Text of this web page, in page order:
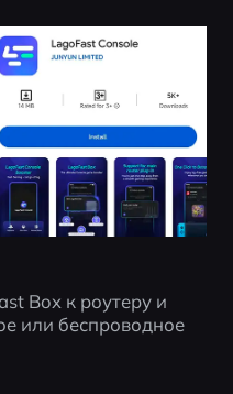
Box к роутеру и
или беспроводное